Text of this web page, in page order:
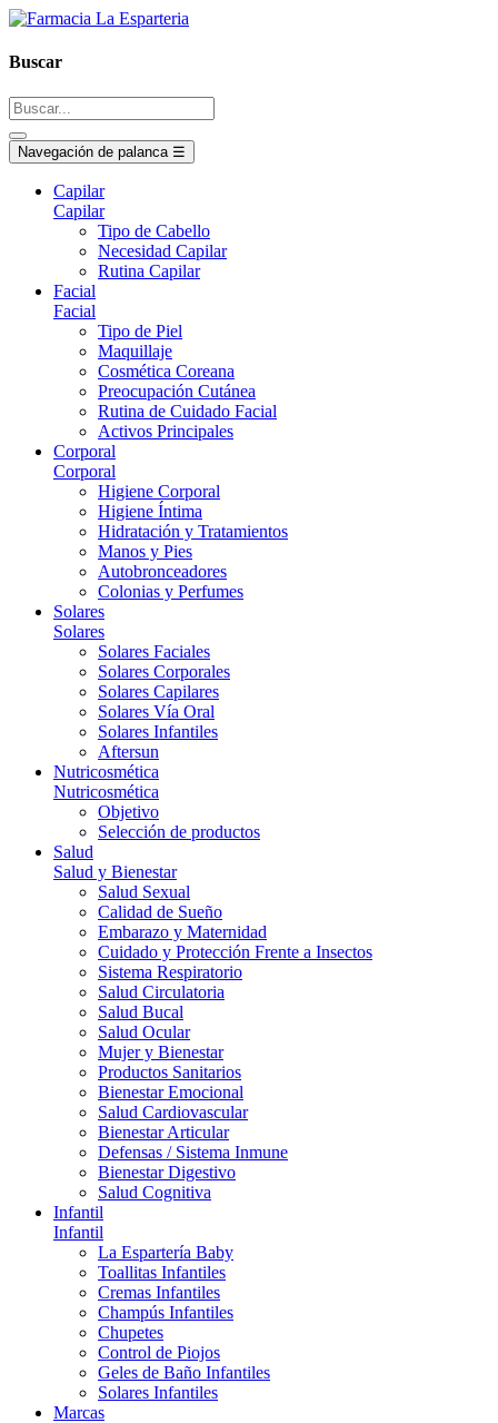
Buscar
Navegación de palanca ☰
Capilar
Capilar
Tipo de Cabello
Necesidad Capilar
Rutina Capilar
Facial
Facial
Tipo de Piel
Maquillaje
Cosmética Coreana
Preocupación Cutánea
Rutina de Cuidado Facial
Activos Principales
Corporal
Corporal
Higiene Corporal
Higiene Íntima
Hidratación y Tratamientos
Manos y Pies
Autobronceadores
Colonias y Perfumes
Solares
Solares
Solares Faciales
Solares Corporales
Solares Capilares
Solares Vía Oral
Solares Infantiles
Aftersun
Nutricosmética
Nutricosmética
Objetivo
Selección de productos
Salud
Salud y Bienestar
Salud Sexual
Calidad de Sueño
Embarazo y Maternidad
Cuidado y Protección Frente a Insectos
Sistema Respiratorio
Salud Circulatoria
Salud Bucal
Salud Ocular
Mujer y Bienestar
Productos Sanitarios
Bienestar Emocional
Salud Cardiovascular
Bienestar Articular
Defensas / Sistema Inmune
Bienestar Digestivo
Salud Cognitiva
Infantil
Infantil
La Espartería Baby
Toallitas Infantiles
Cremas Infantiles
Champús Infantiles
Chupetes
Control de Piojos
Geles de Baño Infantiles
Solares Infantiles
Marcas